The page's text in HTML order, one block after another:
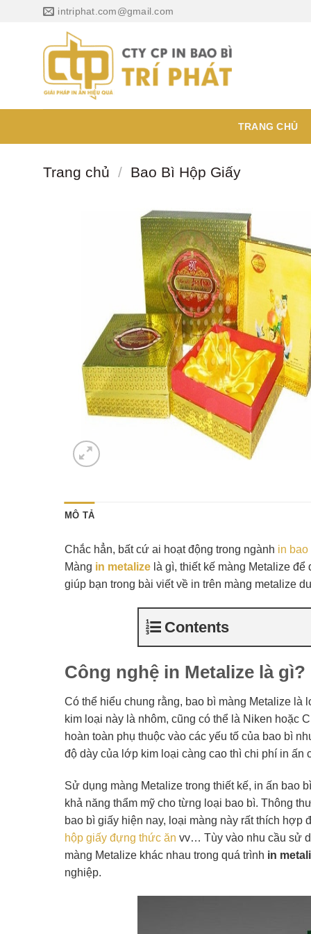
intriphat.com@gmail.com
TRANG CHỦ
Trang chủ / Bao Bì Hộp Giấy
MÔ TẢ
Chắc hẳn, bất cứ ai hoạt động trong ngành in bao
Màng in metalizelà gì, thiết kế màng Metalize để
giúp bạn trong bài viết về in trên màng metalize
Contents
Công nghệ in Metalize là gì?
Có thể hiểu chung rằng, bao bì màng Metalize
kim loại này là nhôm, cũng có thể là Niken hoặc
hoàn toàn phụ thuộc vào các yếu tố của bao bì
độ dày của lớp kim loại càng cao thì chi phí in ấn
Sử dụng màng Metalize trong thiết kế, in ấn bao
khả năng thẩm mỹ cho từng loại bao bì. Thông
bao bì giấy hiện nay, loại màng này rất thích hợp
hộp giấy đựng thức ăn vv… Tùy vào nhu cầu sử
màng Metalize khác nhau trong quá trình in
nghiệp.